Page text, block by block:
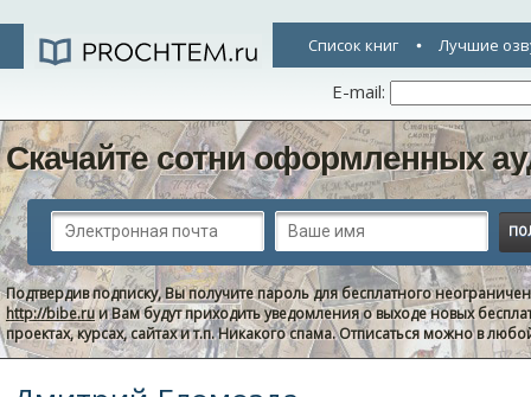
Список книг Лучшие
E-mail:
Скачайте сотни оформленных
Подтвердив подписку, Вы получите пароль для бесплатного
http://bibe.ruи Вам будут приходить уведомления о выходе новых
проектах, курсах, сайтах и т.п. Никакого спама. Отписаться можно в